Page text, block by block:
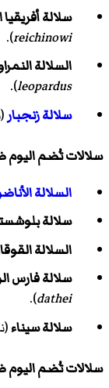
سلالة أفريقيا
reichinowi
).
السلالة
leopardus
).
سلالة زنجبار
سلالات تُضم اليوم
السلالة
سلالة
السلالة
سلالة فارس
dathei
).
سلالة سيناء
سلالات تُضم اليوم